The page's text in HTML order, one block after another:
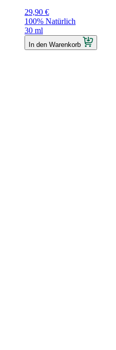
29,90 €
100% Natürlich
30 ml
In den Warenkorb